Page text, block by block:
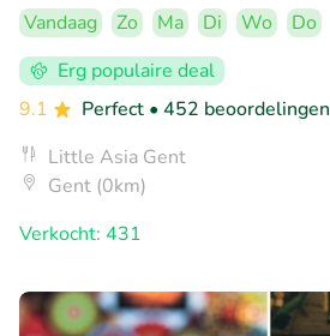
Vandaag Zo Ma Di Wo
Do
Erg populaire deal
9.1
Perfect • 452 beoordelingen
Little Asia Gent
Gent (0km)
Verkocht: 431